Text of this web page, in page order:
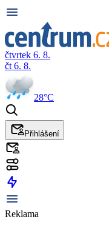
čtvrtek 6. 8.
čt 6. 8.
28°C
Přihlášení
Reklama